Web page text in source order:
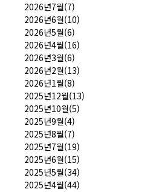
2026년7월(7)
2026년6월(10)
2026년5월(6)
2026년4월(16)
2026년3월(6)
2026년2월(13)
2026년1월(8)
2025년12월(13)
2025년10월(5)
2025년9월(4)
2025년8월(7)
2025년7월(19)
2025년6월(15)
2025년5월(34)
2025년4월(44)